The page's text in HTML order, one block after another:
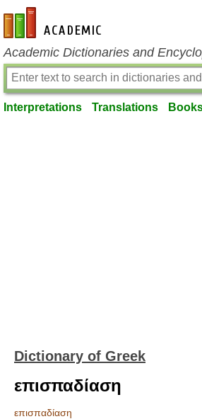
en-academic.com
Academic Dictionaries and
Interpretations Translations
Dictionary of Greek
επισπαδίαση
επισπαδίαση